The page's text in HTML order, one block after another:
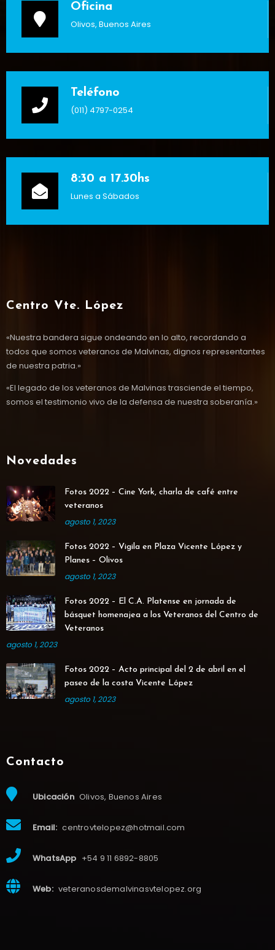
Oficina
Olivos, Buenos Aires
Teléfono
(011) 4797-0254
8:30 a 17.30hs
Lunes a Sábados
Centro Vte. López
«Nuestra bandera sigue ondeando en lo alto, recordando a
todos que somos veteranos de Malvinas, dignos representantes
de nuestra patria.»
«El legado de los veteranos de Malvinas trasciende el tiempo,
somos el testimonio vivo de la defensa de nuestra soberanía.»
Novedades
Fotos 2022 – Cine York, charla de café entre
veteranos
agosto 1, 2023
Fotos 2022 – Vigila en Plaza Vicente López y
Planes – Olivos
agosto 1, 2023
Fotos 2022 – El C.A. Platense en jornada de
básquet homenajea a los Veteranos del Centro de
Veteranos
agosto 1, 2023
Fotos 2022 – Acto principal del 2 de abril en el
paseo de la costa Vicente López
agosto 1, 2023
Contacto
Ubicación Olivos, Buenos Aires
Email: centrovtelopez@hotmail.com
WhatsApp +54 9 11 6892-8805
Web: veteranosdemalvinasvtelopez.org